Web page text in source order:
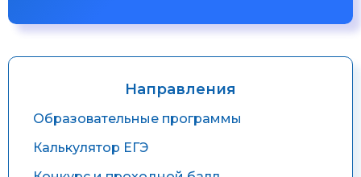
Направления
Образовательные программы
Калькулятор ЕГЭ